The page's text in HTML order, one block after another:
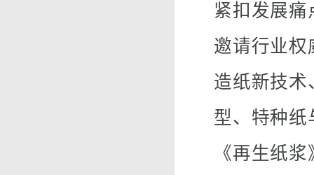
紧扣发展
邀请行业权
造纸新技术
型、特种纸
《再生纸